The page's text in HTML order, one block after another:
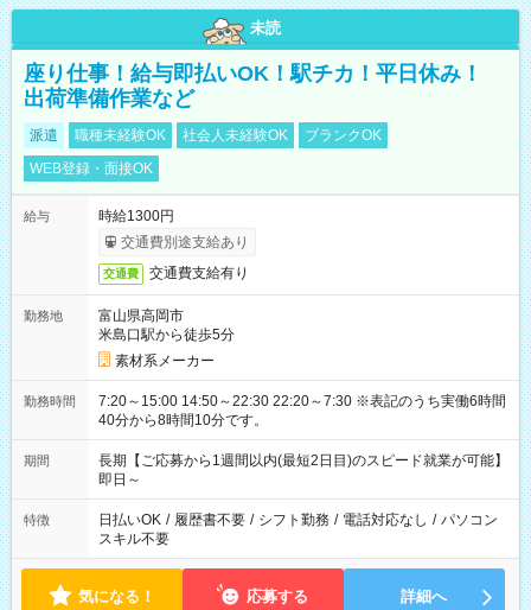
未読
座り仕事！給与即払いOK！駅チカ！平日休み！
出荷準備作業など
派遣 職種未経験OK 社会人未経験OK
ブランクOK
WEB登録・面接OK
給与
時給1300円
交通費別途支給あり
交通費 交通費支給有り
勤務地
富山県高岡市
米島口駅から徒歩5分
素材系メーカー
勤務時間
7:20～15:00 14:50～22:30 22:20～7:30 ※表記のうち実働6時間
40分から8時間10分です。
期間
長期【ご応募から1週間以内(最短2日目)のスピード就業が可能】
即日～
特徴 日払いOK / 履歴書不要 / シフト勤務 / 電話対応なし / パソコン
スキル不要
気になる！ 応募する 詳細へ